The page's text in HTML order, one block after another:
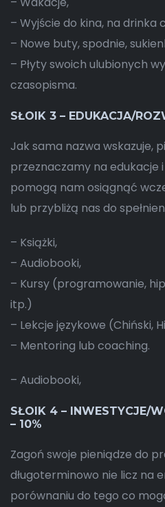
– Wyjście do kina, na drinka
– Nowe buty, spodnie,
– Płyty swoich ulubionych
czasopisma.
SŁOIK 3 – EDUKACJA/
Jak sama nazwa wskazuje,
przeznaczamy na edukacje
pomogą nam osiągnąć
lub przybliżą nas do
– Książki,
– Audiobooki,
– Kursy (programowanie,
itp.)
– Lekcje językowe (Chiński,
– Mentoring lub coaching.
– Audiobooki,
SŁOIK 4 – INWESTYCJE/
– 10%
Zagoń swoje pieniądze do
długoterminowo nie licz na
porównaniu do tego co